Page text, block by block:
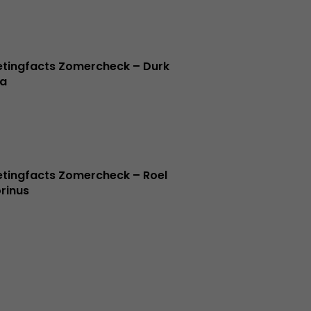
Zomercheck – Durk
Zomercheck – Roel